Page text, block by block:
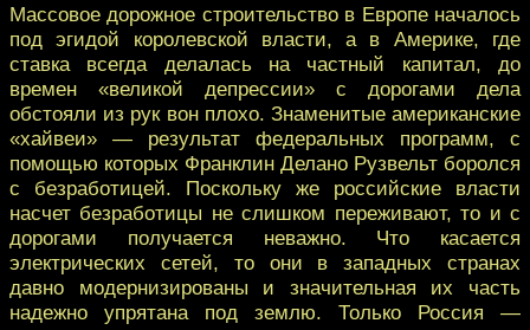
Массовое дорожное строительство в Европе началось
под эгидой королевской власти, а в Америке, где
ставка всегда делалась на частный капитал, до
времен «великой депрессии» с дорогами дела
обстояли из рук вон плохо. Знаменитые американские
«хайвеи» — результат федеральных программ, с
помощью которых Франклин Делано Рузвельт боролся
с безработицей. Поскольку же российские власти
насчет безработицы не слишком переживают, то и с
дорогами получается неважно. Что касается
электрических сетей, то они в западных странах
давно модернизированы и значительная их часть
надежно упрятана под землю. Только Россия —